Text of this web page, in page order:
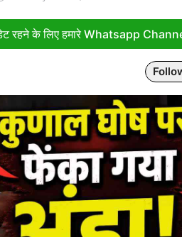
रहने के लिए हमारे Whatsapp